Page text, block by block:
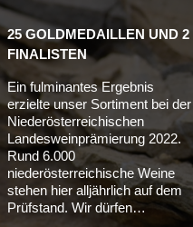
25 GOLDMEDAILLEN UND 2
FINALISTEN
Ein fulminantes Ergebnis
erzielte unser Sortiment bei der
Niederösterreichischen
Landesweinprämierung 2022.
Rund 6.000
niederösterreichische Weine
stehen hier alljährlich auf dem
Prüfstand. Wir dürfen…